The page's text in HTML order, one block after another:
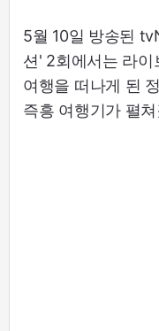
5월 10일 방송된
션' 2회에서는 라이
여행을 떠나게 된
즉흥 여행기가 펼